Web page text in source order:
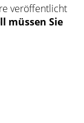
veröffentlicht
müssen Sie